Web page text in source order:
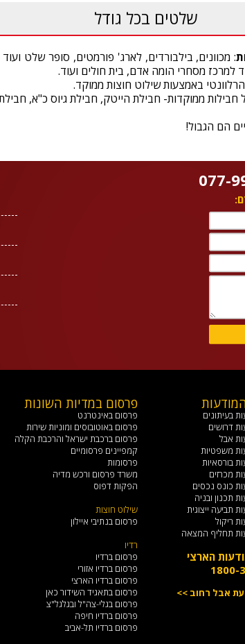
שלטים בכל גודל
: מכוונים, בילבורדים, לארג' פורמטים, סופר שלט
למרכז מסחרי הומה אדם, בית חולים ועוד.
באמצעות שילוט חוצות ממוקד.
חבילות ממוקדות- חבילת הייטק, חבילת גיוס כ"א,
הם הגבול!
בעיתונים
דרושים
אבל
משפטיות
בורסאיות
מכרזים
כונס נכסים
תכנון ובניה
תביעה ייצוגית
ריקול
תחליף המצאה
הארצי
1800-
אבל רחוב >>
פרסום במדיות השונות
פרסום באינטרנט
פרסום באוטובוסים ומוניות שירות
פרסום ברכבת ישראל והרכבת הקלה
קמפיינים פרסומיים
פרסומות
משרד פרסום ורכש מדיה
הפקות דפוס
שילוט חוצות
פרסום בנתיבי איילון
רדיו
פרסום ברדיו
פרסום ברדיו אזורי
פרסום ברדיו הארצי
פרסום בתאגיד השידור כאן
פרסום בגלי-צה"ל ובגלגל"צ
פרסום ברדיו חיפה
פרסום ברדיו תל-אביב